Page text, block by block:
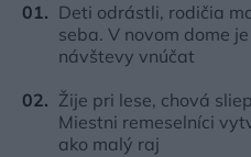
Deti odrástli, rodičia
seba. V novom dome
návštevy vnúčat
Žije pri lese, chová
Miestni remeselníci
ako malý raj